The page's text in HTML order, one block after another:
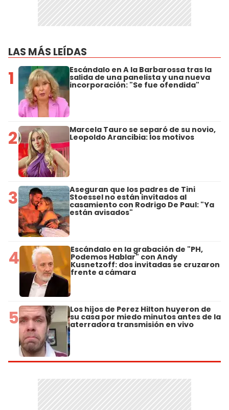
LAS MÁS LEÍDAS
1 Escándalo en A la Barbarossa tras la
salida de una panelista y una nueva
incorporación: "Se fue ofendida"
2 Marcela Tauro se separó de su novio,
Leopoldo Arancibia: los motivos
3 Aseguran que los padres de Tini
Stoessel no están invitados al
casamiento con Rodrigo De Paul: "Ya
están avisados"
4 Escándalo en la grabación de "PH,
Podemos Hablar" con Andy
Kusnetzoff: dos invitadas se cruzaron
frente a cámara
5 Los hijos de Perez Hilton huyeron de
su casa por miedo minutos antes de la
aterradora transmisión en vivo